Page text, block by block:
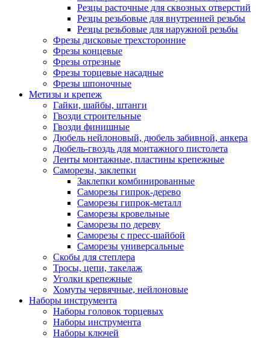
Резцы расточные для сквозных отверстий
Резцы резьбовые для внутренней резьбы
Резцы резьбовые для наружной резьбы
Фрезы дисковые трехсторонние
Фрезы концевые
Фрезы отрезные
Фрезы торцевые насадные
Фрезы шпоночные
Метизы и крепеж
Гайки, шайбы, штанги
Гвозди строительные
Гвозди финишные
Дюбель нейлоновый, дюбель забивной, анкера
Дюбель-гвоздь для монтажного пистолета
Ленты монтажные, пластины крепежные
Саморезы, заклепки
Заклепки комбинированные
Саморезы гипрок-дерево
Саморезы гипрок-металл
Саморезы кровельные
Саморезы по дереву
Саморезы с пресс-шайбой
Саморезы универсальные
Скобы для степлера
Тросы, цепи, такелаж
Уголки крепежные
Хомуты червячные, нейлоновые
Наборы инструмента
Наборы головок торцевых
Наборы инструмента
Наборы ключей